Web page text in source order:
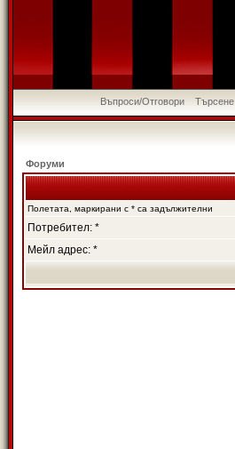
Въпроси/Отговори Търсене
Форуми
Полетата, маркирани с * са задължителни
Потребител: *
Мейл адрес: *